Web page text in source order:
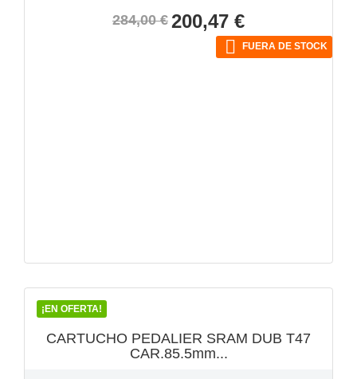
Precio
284,00 € Precio
200,47 €
 FUERA DE STOCK
¡EN OFERTA!
VISTA RÁPIDA
CARTUCHO PEDALIER SRAM DUB T47
CAR.85.5mm...